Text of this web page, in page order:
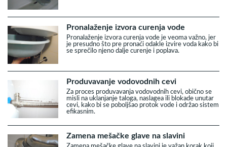
Pronalaženje izvora curenja vode
Pronalaženje izvora curenja vode je veoma važno, jer
je presudno što pre pronaći odakle izvire voda kako bi
se sprečilo njeno dalje curenje i poplava.
Produvavanje vodovodnih cevi
Za proces produvavanja vodovodnih cevi, obično se
misli na uklanjanje taloga, naslagea ili blokade unutar
cevi, kako bi se poboljšao protok vode i održao sistem
efikasnim.
Zamena mešačke glave na slavini
Zamena mešačke glave na slavini je važan korak koji